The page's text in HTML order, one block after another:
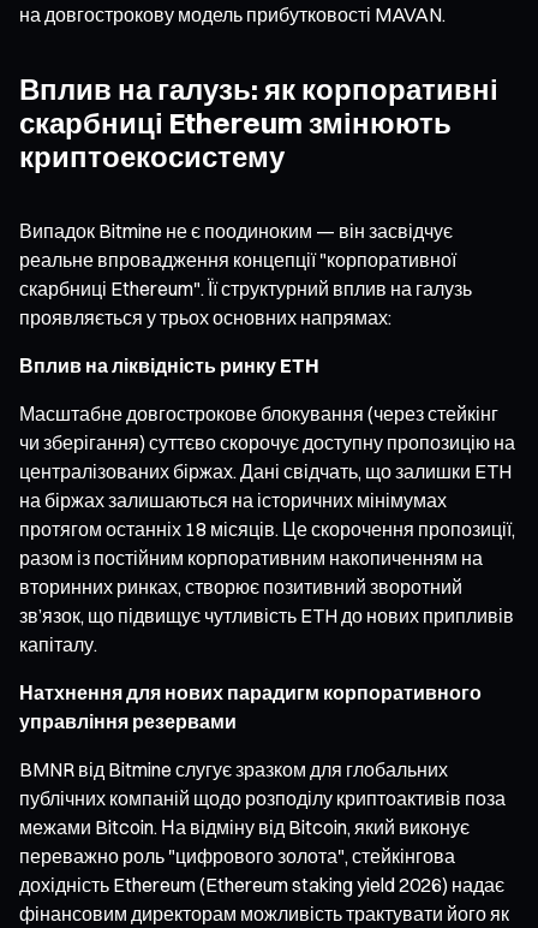
на довгострокову модель прибутковості MAVAN.
Вплив на галузь: як корпоративні
скарбниці Ethereum змінюють
криптоекосистему
Випадок Bitmine не є поодиноким — він засвідчує
реальне впровадження концепції "корпоративної
скарбниці Ethereum". Її структурний вплив на галузь
проявляється у трьох основних напрямах:
Вплив на ліквідність ринку ETH
Масштабне довгострокове блокування (через стейкінг
чи зберігання) суттєво скорочує доступну пропозицію на
централізованих біржах. Дані свідчать, що залишки ETH
на біржах залишаються на історичних мінімумах
протягом останніх 18 місяців. Це скорочення пропозиції,
разом із постійним корпоративним накопиченням на
вторинних ринках, створює позитивний зворотний
зв’язок, що підвищує чутливість ETH до нових припливів
капіталу.
Натхнення для нових парадигм корпоративного
управління резервами
BMNR від Bitmine слугує зразком для глобальних
публічних компаній щодо розподілу криптоактивів поза
межами Bitcoin. На відміну від Bitcoin, який виконує
переважно роль "цифрового золота", стейкінгова
дохідність Ethereum (Ethereum staking yield 2026) надає
фінансовим директорам можливість трактувати його як